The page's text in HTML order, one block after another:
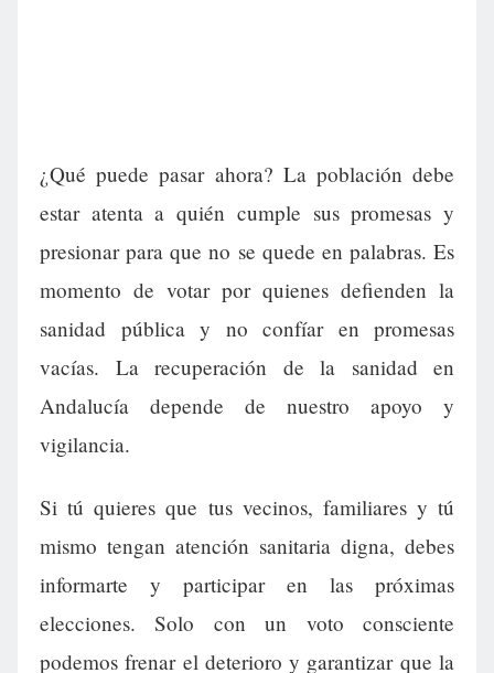
¿Qué puede pasar ahora? La población debe
estar atenta a quién cumple sus promesas y
presionar para que no se quede en palabras. Es
momento de votar por quienes defienden la
sanidad pública y no confíar en promesas
vacías. La recuperación de la sanidad en
Andalucía depende de nuestro apoyo y
vigilancia.
Si tú quieres que tus vecinos, familiares y tú
mismo tengan atención sanitaria digna, debes
informarte y participar en las próximas
elecciones. Solo con un voto consciente
podemos frenar el deterioro y garantizar que la